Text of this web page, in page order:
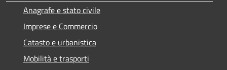
Anagrafe e stato civile
Imprese e Commercio
Catasto e urbanistica
Mobilità e trasporti